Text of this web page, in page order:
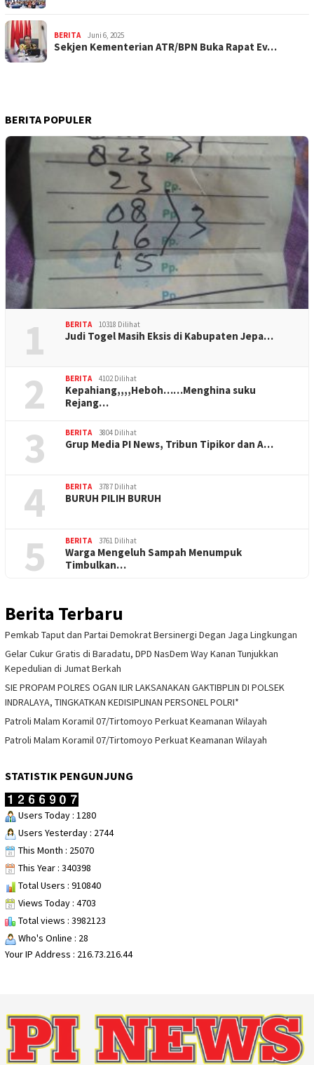
BERITA Juni 6, 2025
Sekjen Kementerian ATR/BPN Buka Rapat Ev…
BERITA POPULER
1 BERITA 10318 Dilihat
Judi Togel Masih Eksis di Kabupaten Jepa…
2 BERITA 4102 Dilihat
Kepahiang,,,,Heboh……Menghina suku
Rejang…
3 BERITA 3804 Dilihat
Grup Media PI News, Tribun Tipikor dan A…
4 BERITA 3787 Dilihat
BURUH PILIH BURUH
5 BERITA 3761 Dilihat
Warga Mengeluh Sampah Menumpuk
Timbulkan…
Berita Terbaru
Pemkab Taput dan Partai Demokrat Bersinergi Degan Jaga Lingkungan
Gelar Cukur Gratis di Baradatu, DPD NasDem Way Kanan Tunjukkan
Kepedulian di Jumat Berkah
SIE PROPAM POLRES OGAN ILIR LAKSANAKAN GAKTIBPLIN DI POLSEK
INDRALAYA, TINGKATKAN KEDISIPLINAN PERSONEL POLRI*
Patroli Malam Koramil 07/Tirtomoyo Perkuat Keamanan Wilayah
Patroli Malam Koramil 07/Tirtomoyo Perkuat Keamanan Wilayah
STATISTIK PENGUNJUNG
Users Today : 1280
Users Yesterday : 2744
This Month : 25070
This Year : 340398
Total Users : 910840
Views Today : 4703
Total views : 3982123
Who's Online : 28
Your IP Address : 216.73.216.44